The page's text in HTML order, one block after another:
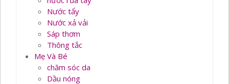
Nước tẩy
Nước xả vải
Sáp thơm
Thông tắc
Mẹ Và Bé
chăm sóc da
Dầu nóng